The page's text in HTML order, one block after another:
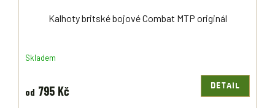
Kalhoty britské bojové Combat MTP originál
Skladem
od 795 Kč DETAIL